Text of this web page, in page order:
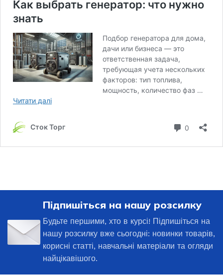
Підпишіться на нашу розсилку
Будьте першими, хто в курсі! Підпишіться на
нашу розсилку вже сьогодні: новинки товарів,
корисні статті, навчальні матеріали та огляди
найцікавішого.